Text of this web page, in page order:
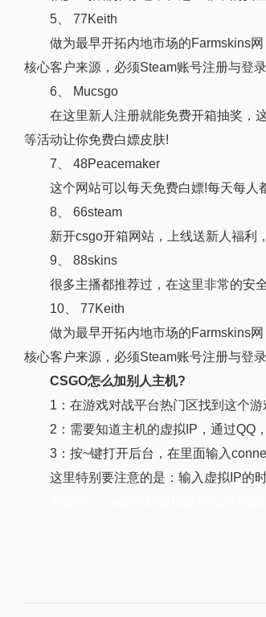
5、 77Keith
做为最早开拓内地市场的Farmskins
核心客户来源，必须Steam账号注册与登
6、 Mucsgo
在这里新人注册就能免费开箱抽奖，
等活动让你免费白嫖皮肤!
7、 48Peacemaker
这个网站可以每天免费白嫖!每天每人
8、 66steam
新开csgo开箱网站，上线送新人福利
9、 88skins
很多主播都推荐过，在这里非常的安
10、 77Keith
做为最早开拓内地市场的Farmskins
核心客户来源，必须Steam账号注册与登
CSGO怎么加别人主机?
1：在游戏对战平台热门区找到这个
2：需要知道主机的虚拟IP，通过QQ
3：按~键打开后台，在里面输入
这里特别要注意的是：输入虚拟IP的